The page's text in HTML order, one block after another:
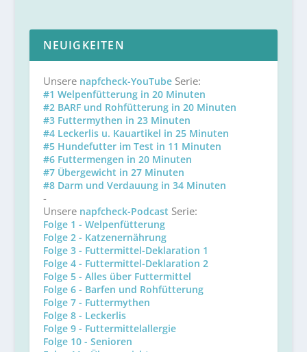
NEUIGKEITEN
Unsere napfcheck-YouTubeSerie:
#1 Welpenfütterung in 20 Minuten
#2 BARF und Rohfütterung in 20 Minuten
#3 Futtermythen in 23 Minuten
#4 Leckerlis u. Kauartikel in 25 Minuten
#5 Hundefutter im Test in 11 Minuten
#6 Futtermengen in 20 Minuten
#7 Übergewicht in 27 Minuten
#8 Darm und Verdauung in 34 Minuten
-
Unsere napfcheck-Podcast Serie:
Folge 1 - Welpenfütterung
Folge 2 - Katzenernährung
Folge 3 - Futtermittel-Deklaration 1
Folge 4 - Futtermittel-Deklaration 2
Folge 5 - Alles über Futtermittel
Folge 6 - Barfen und Rohfütterung
Folge 7 - Futtermythen
Folge 8 - Leckerlis
Folge 9 - Futtermittelallergie
Folge 10 - Senioren